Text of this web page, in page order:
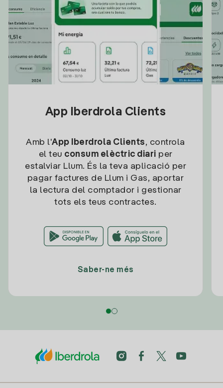
App Iberdrola Clients
Amb l'App Iberdrola Clients, controla
el teu consum elèctric diari per
estalviar Llum. És la teva aplicació per
pagar factures de Llum i Gas, aportar
la lectura del comptador i gestionar
tots els teus contractes.
Saber-ne més